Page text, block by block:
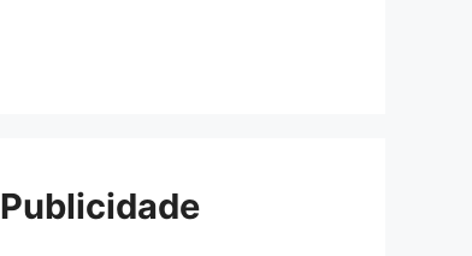
Publicidade